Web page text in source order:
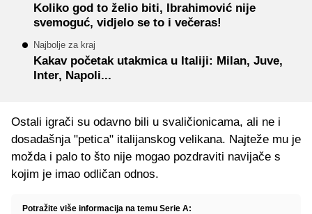
Koliko god to želio biti, Ibrahimović nije
svemoguć, vidjelo se to i večeras!
Najbolje za kraj
Kakav početak utakmica u Italiji: Milan, Juve,
Inter, Napoli...
Ostali igrači su odavno bili u svaličionicama, ali ne i
dosadašnja "petica" italijanskog velikana. Najteže mu je
možda i palo to što nije mogao pozdraviti navijače s
kojim je imao odličan odnos.
Potražite više informacija na temu Serie A: